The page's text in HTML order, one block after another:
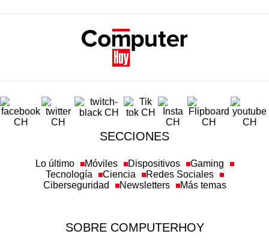
SECCIONES
Lo último Móviles Dispositivos
Gaming
Tecnología
Ciencia
Redes Sociales
Ciberseguridad
Newsletters Más temas
SOBRE COMPUTERHOY